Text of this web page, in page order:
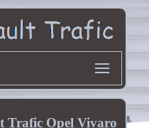
Trafic Opel Vivaro